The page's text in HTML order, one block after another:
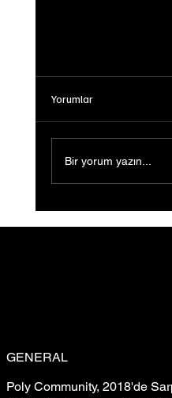
Yorumlar
Bir yorum yazın...
GENERAL
Poly Community, 2018'de